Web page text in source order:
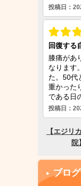
ブログ